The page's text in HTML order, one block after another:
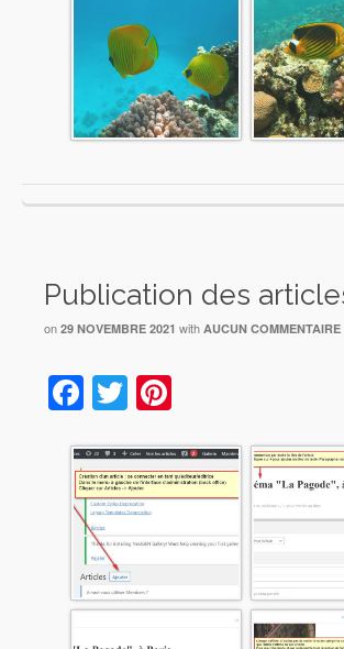
Publication des
on 29 NOVEMBRE 2021 with AUCUN COMMENTAIRE
Facebook
Twitter